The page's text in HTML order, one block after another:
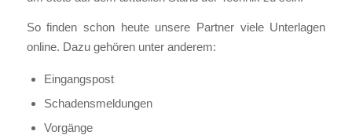
So finden schon heute unsere Partner viele Unterlagen
online. Dazu gehören unter anderem:
Eingangspost
Schadensmeldungen
Vorgänge